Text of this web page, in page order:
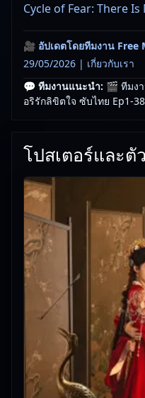
Cycle of Fear: There Is
🎥 อัปเดตโดยทีมงาน Free
29/05/2026 | เกี่ยวกับเรา
💬 ทีมงานแนะนำ: 🎬 ทีมง
อริรักลิขิตใจ ซับไทย Ep1-
โปสเตอร์และตั